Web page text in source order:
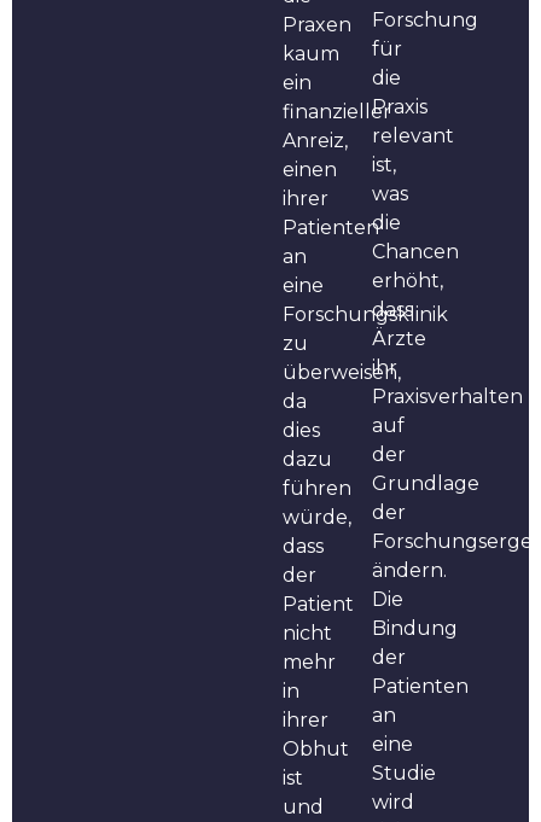
Praxen
kaum
ein
finanzieller
Anreiz,
einen
ihrer
Patienten
an
eine
Forschungsklinik
zu
überweisen,
da
dies
dazu
führen
würde,
dass
der
Patient
nicht
mehr
in
ihrer
Obhut
ist
und
Forschung
für
die
Praxis
relevant
ist,
was
die
Chancen
erhöht,
dass
Ärzte
ihr
Praxisverhalten
auf
der
Grundlage
der
ändern.
Die
Bindung
der
Patienten
an
eine
Studie
wird